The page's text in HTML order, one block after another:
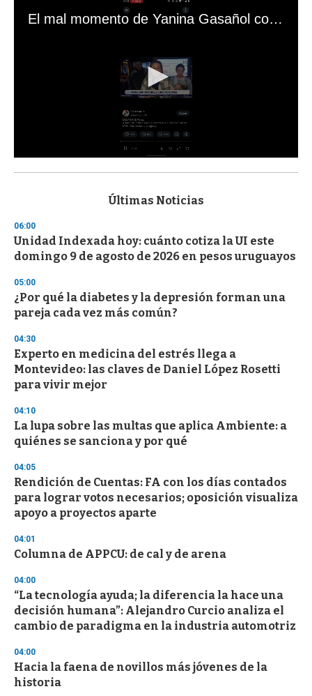
El mal momento de Yanina Gasañol con un hincha argentino en "Subrayado"
s
d
s
o
f
3
s
e
c
n
d
s
Últimas Noticias
06:00
Unidad Indexada hoy: cuánto cotiza la UI este
domingo 9 de agosto de 2026 en pesos uruguayos
05:00
¿Por qué la diabetes y la depresión forman una
pareja cada vez más común?
04:30
Experto en medicina del estrés llega a
Montevideo: las claves de Daniel López Rosetti
para vivir mejor
04:10
La lupa sobre las multas que aplica Ambiente: a
quiénes se sanciona y por qué
04:05
Rendición de Cuentas: FA con los días contados
para lograr votos necesarios; oposición visualiza
apoyo a proyectos aparte
04:01
Columna de APPCU: de cal y de arena
04:00
“La tecnología ayuda; la diferencia la hace una
decisión humana”: Alejandro Curcio analiza el
cambio de paradigma en la industria automotriz
04:00
Hacia la faena de novillos más jóvenes de la
historia